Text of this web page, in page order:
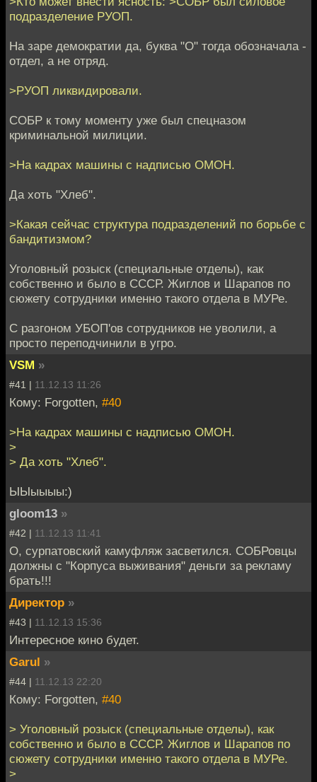
подразделение РУОП.
На заре демократии да, буква "О" тогда обозначала -
отдел, а не отряд.
>РУОП ликвидировали.
СОБР к тому моменту уже был спецназом
криминальной милиции.
>На кадрах машины с надписью ОМОН.
Да хоть "Хлеб".
>Какая сейчас структура подразделений по борьбе с
бандитизмом?
Уголовный розыск (специальные отделы), как
собственно и было в СССР. Жиглов и Шарапов по
сюжету сотрудники именно такого отдела в МУРе.
С разгоном УБОП'ов сотрудников не уволили, а
просто переподчинили в угро.
VSM »
#41 | 11.12.13 11:26
Кому: Forgotten, #40
>На кадрах машины с надписью ОМОН.
>
> Да хоть "Хлеб".
ЫЫыыыы:)
gloom13 »
#42 | 11.12.13 11:41
О, сурпатовский камуфляж засветился. СОБРовцы
должны с "Корпуса выживания" деньги за рекламу
брать!!!
Директор »
#43 | 11.12.13 15:36
Интересное кино будет.
Garul »
#44 | 11.12.13 22:20
Кому: Forgotten, #40
> Уголовный розыск (специальные отделы), как
собственно и было в СССР. Жиглов и Шарапов по
сюжету сотрудники именно такого отдела в МУРе.
>